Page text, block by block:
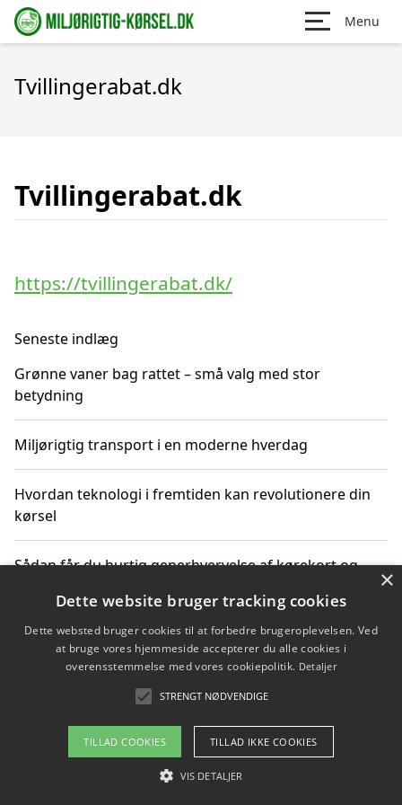
Menu
Tvillingerabat.dk
Tvillingerabat.dk
https://tvillingerabat.dk/
Seneste indlæg
Grønne vaner bag rattet – små valg med stor
betydning
Miljørigtig transport i en moderne hverdag
Hvordan teknologi i fremtiden kan revolutionere din
kørsel
Sådan får du hurtig generhvervelse af kørekort og
Sådan lærer du miljørigtig kørsel hos en køreskole i
Gentofte
Copyright 2026 - Pilanto Aps
Om / kontakt
×
Dette website bruger tracking cookies
Dette websted bruger cookies til at forbedre brugeroplevelsen. Ved
at bruge vores hjemmeside accepterer du alle cookies i
overensstemmelse med vores cookiepolitik. Detaljer
STRENGT NØDVENDIGE
TILLAD COOKIES TILLAD IKKE COOKIES
VIS DETALJER